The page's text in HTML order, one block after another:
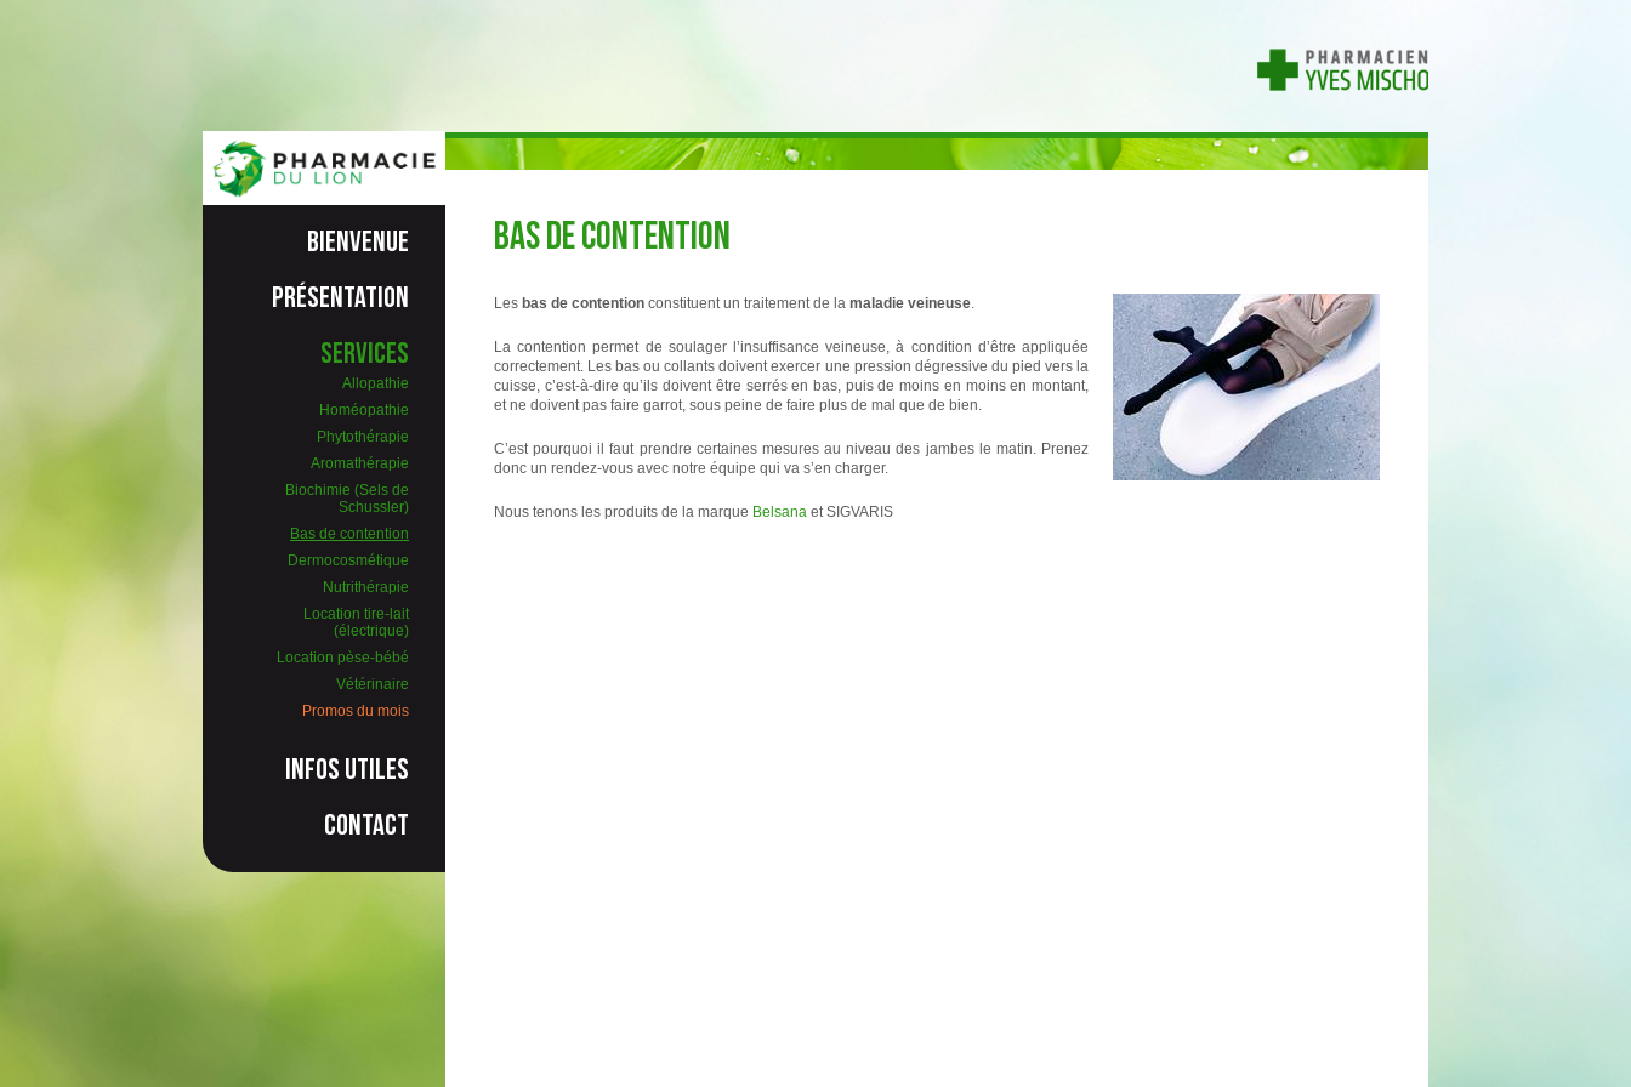
Bienvenue
Présentation
Services
Allopathie
Homéopathie
Phytothérapie
Aromathérapie
Biochimie (Sels de
Schussler)
Bas de contention
Dermocosmétique
Nutrithérapie
Location tire-lait
(électrique)
Location pèse-bébé
Vétérinaire
Promos du mois
Infos utiles
Contact
Bas de contention
Les bas de contention constituent un traitement de la maladie veineuse.
La contention permet de soulager l’insuffisance veineuse, à condition d’être appliquée
correctement. Les bas ou collants doivent exercer une pression dégressive du pied vers la
cuisse, c’est-à-dire qu’ils doivent être serrés en bas, puis de moins en moins en montant,
et ne doivent pas faire garrot, sous peine de faire plus de mal que de bien.
C’est pourquoi il faut prendre certaines mesures au niveau des jambes le matin. Prenez
donc un rendez-vous avec notre équipe qui va s’en charger.
Nous tenons les produits de la marque Belsana et SIGVARIS